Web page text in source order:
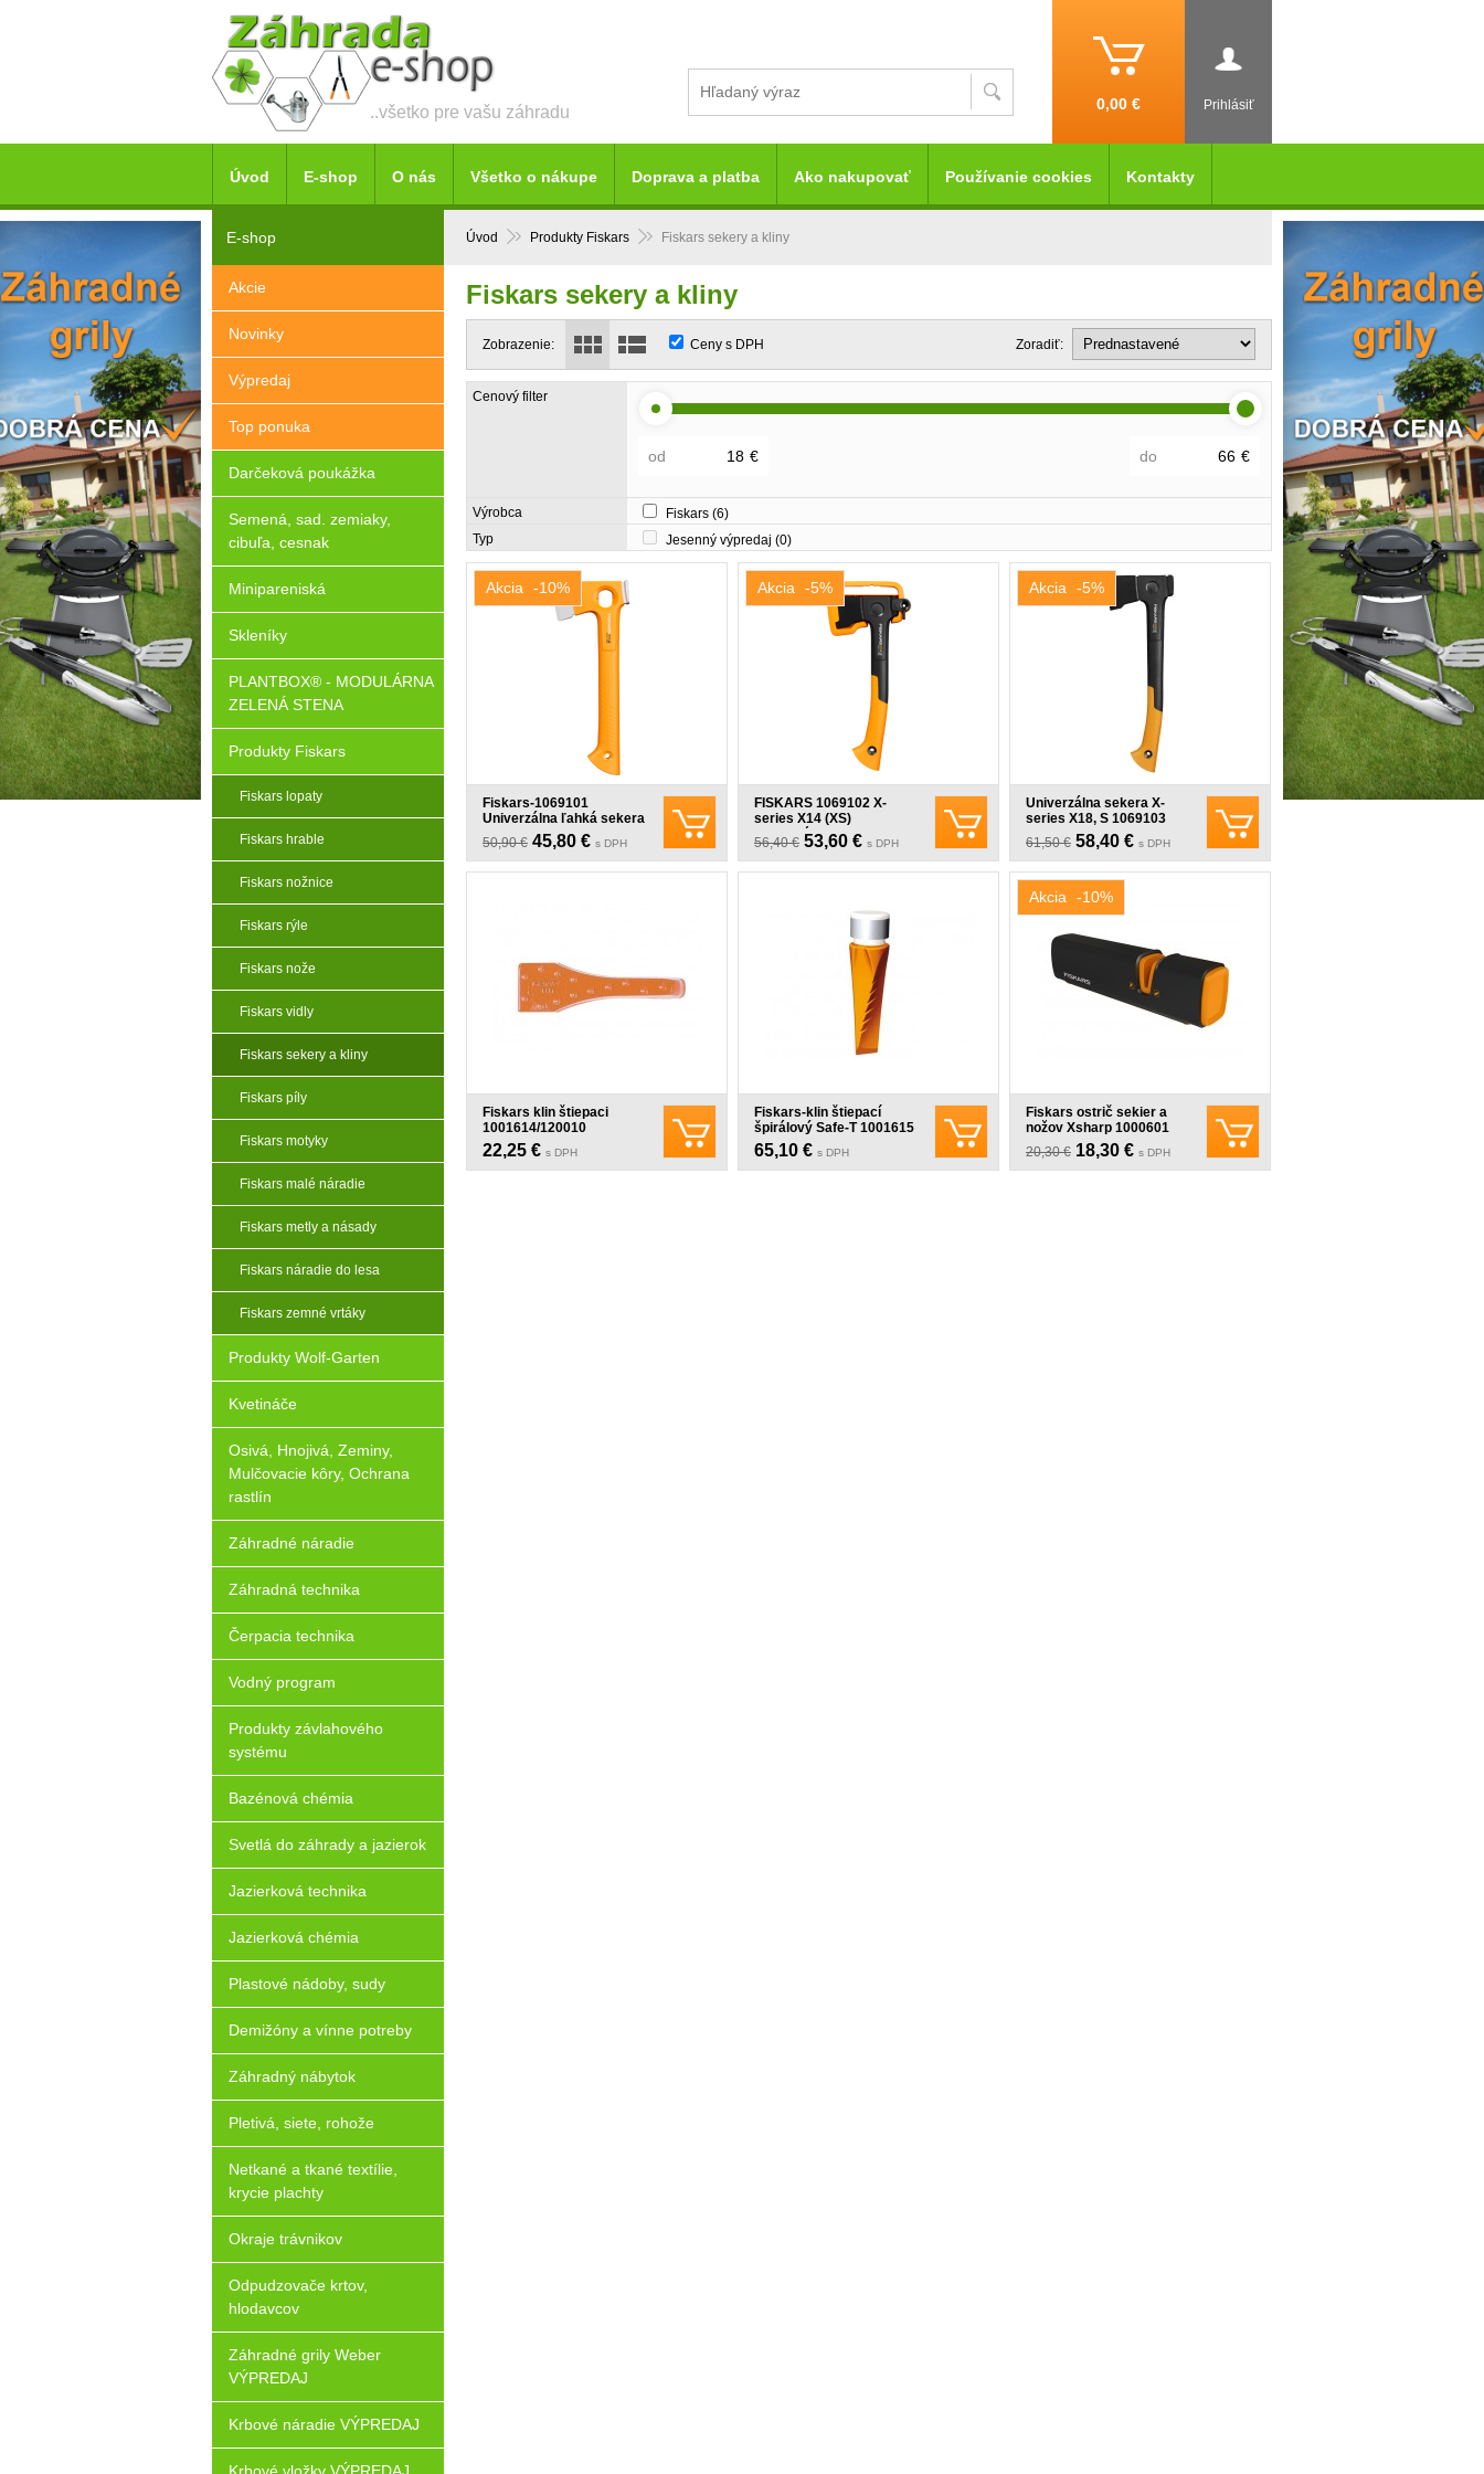
..všetko pre vašu záhradu Prihlásiť
0,00 €
Úvod Produkty Fiskars Fiskars sekery a kliny
Fiskars sekery a kliny
Zobrazenie: Ceny s DPH Zoradiť:
Cenový filter
od € do €
Výrobca Fiskars (6)
Typ
Jesenný výpredaj (0)
Akcia -10%
Fiskars-1069101
Univerzálna ľahká sekera
X-series (XS) X13, 33 cm
50,90 € 45,80 € s DPH
Akcia -5%
FISKARS 1069102 X-
series X14 (XS)
Univerzálna sekera
56,40 € 53,60 € s DPH
Akcia -5%
Univerzálna sekera X-
series X18, S 1069103
61,50 € 58,40 € s DPH
Fiskars klin štiepaci
1001614/120010
22,25 € s DPH
Fiskars-klin štiepací
špirálový Safe-T 1001615
(120021)
65,10 € s DPH
Akcia -10%
Fiskars ostrič sekier a
nožov Xsharp 1000601
(120740)
20,30 € 18,30 € s DPH
E-shop
Akcie
Novinky
Výpredaj
Top ponuka
Darčeková poukážka
Semená, sad. zemiaky,
cibuľa, cesnak
Minipareniská
Skleníky
PLANTBOX® - MODULÁRNA
ZELENÁ STENA
Produkty Fiskars
Fiskars lopaty
Fiskars hrable
Fiskars nožnice
Fiskars rýle
Fiskars nože
Fiskars vidly
Fiskars sekery a kliny
Fiskars píly
Fiskars motyky
Fiskars malé náradie
Fiskars metly a násady
Fiskars náradie do lesa
Fiskars zemné vrtáky
Produkty Wolf-Garten
Kvetináče
Osivá, Hnojivá, Zeminy,
Mulčovacie kôry, Ochrana
rastlín
Záhradné náradie
Záhradná technika
Čerpacia technika
Vodný program
Produkty závlahového
systému
Bazénová chémia
Svetlá do záhrady a jazierok
Jazierková technika
Jazierková chémia
Plastové nádoby, sudy
Demižóny a vínne potreby
Záhradný nábytok
Pletivá, siete, rohože
Netkané a tkané textílie,
krycie plachty
Okraje trávnikov
Odpudzovače krtov,
hlodavcov
Záhradné grily Weber
VÝPREDAJ
Krbové náradie VÝPREDAJ
Úvod E-shop O nás Všetko o nákupe Doprava a platba Ako nakupovať Používanie cookies Kontakty